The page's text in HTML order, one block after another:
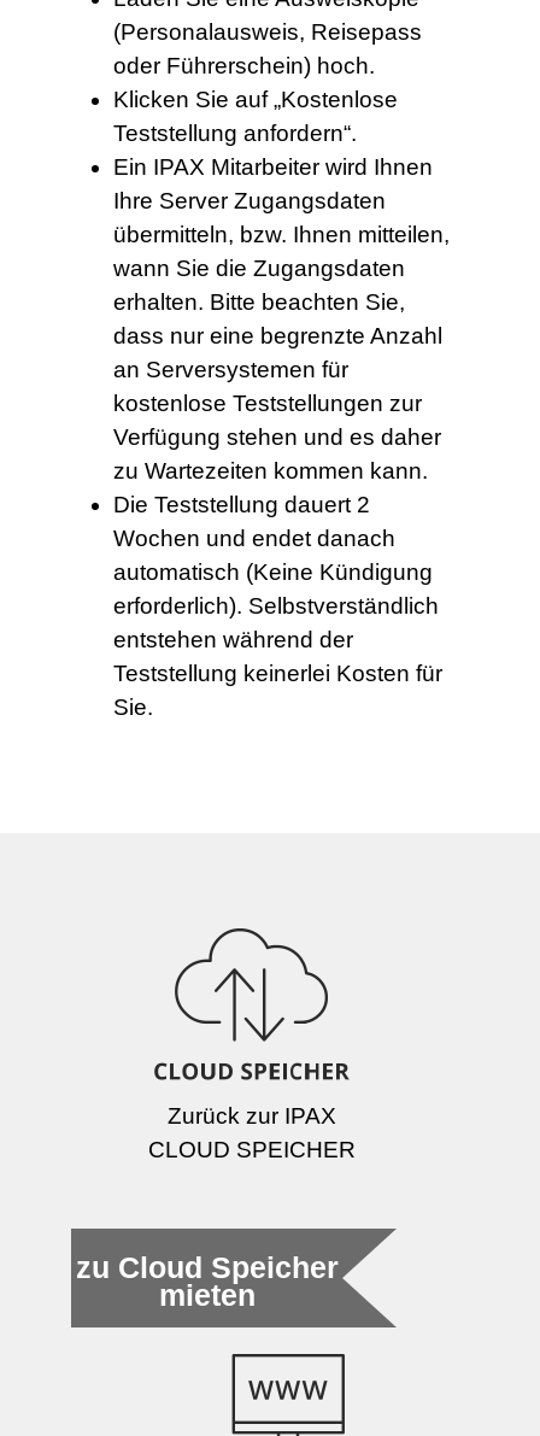
(Personalausweis, Reisepass
oder Führerschein) hoch.
Klicken Sie auf „Kostenlose
Teststellung anfordern“.
Ein IPAX Mitarbeiter wird Ihnen
Ihre Server Zugangsdaten
übermitteln, bzw. Ihnen mitteilen,
wann Sie die Zugangsdaten
erhalten. Bitte beachten Sie,
dass nur eine begrenzte Anzahl
an Serversystemen für
kostenlose Teststellungen zur
Verfügung stehen und es daher
zu Wartezeiten kommen kann.
Die Teststellung dauert 2
Wochen und endet danach
automatisch (Keine Kündigung
erforderlich). Selbstverständlich
entstehen während der
Teststellung keinerlei Kosten für
Sie.
Zurück zur IPAX
CLOUD SPEICHER
zu Cloud Speicher
mieten